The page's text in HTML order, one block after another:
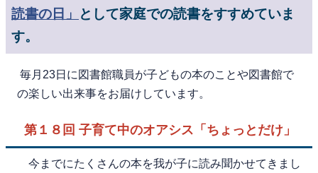
読書の日」
として家庭での読書をすすめていま
す。
毎月23日に図書館職員が子どもの本のことや図書館で
の楽しい出来事をお届けしています。
第１８回 子育て中のオアシス「ちょっとだけ」
今までにたくさんの本を我が子に読み聞かせてきまし